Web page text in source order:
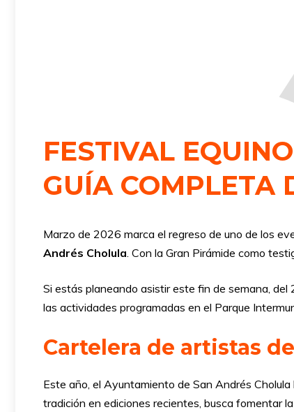
FESTIVAL
GUÍA COMPLETA
Marzo de 2026 marca el regreso de uno de los
Andrés Cholula. Con la Gran Pirámide como
Si estás planeando asistir este fin de semana,
las actividades programadas en el Parque
Cartelera de artistas
Este año, el Ayuntamiento de San Andrés
tradición en ediciones recientes, busca fomentar